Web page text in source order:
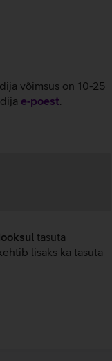
võimsus on 10-25
e‑poest.
tasuta
lisaks ka tasuta